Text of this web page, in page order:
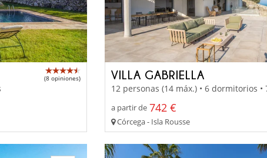
(8 opiniones) VILLA GABRIELLA
12 personas (14 máx.) • 6 dormitorios •
a partir de 742 €
Córcega - Isla Rousse